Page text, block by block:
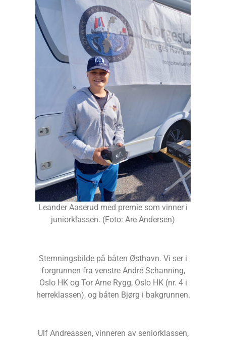
Leander Aaserud med premie som vinner i
juniorklassen. (Foto: Are Andersen)
Stemningsbilde på båten Østhavn. Vi ser i
forgrunnen fra venstre André Schanning,
Oslo HK og Tor Arne Rygg, Oslo HK (nr. 4 i
herreklassen), og båten Bjørg i bakgrunnen.
Ulf Andreassen, vinneren av seniorklassen,